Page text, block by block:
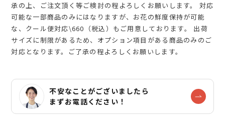
承の上、ご注文頂く等ご検討の程よろしくお願いします。 対応
可能な一部商品のみにはなりますが、お花の鮮度保持が可能
な、クール便対応\660（税込）もご用意しております。 出荷
サイズに制限があるため、オプション項目がある商品のみのご
対応となります。ご了承の程よろしくお願いします。
不安なことがございましたら
まずお電話ください！